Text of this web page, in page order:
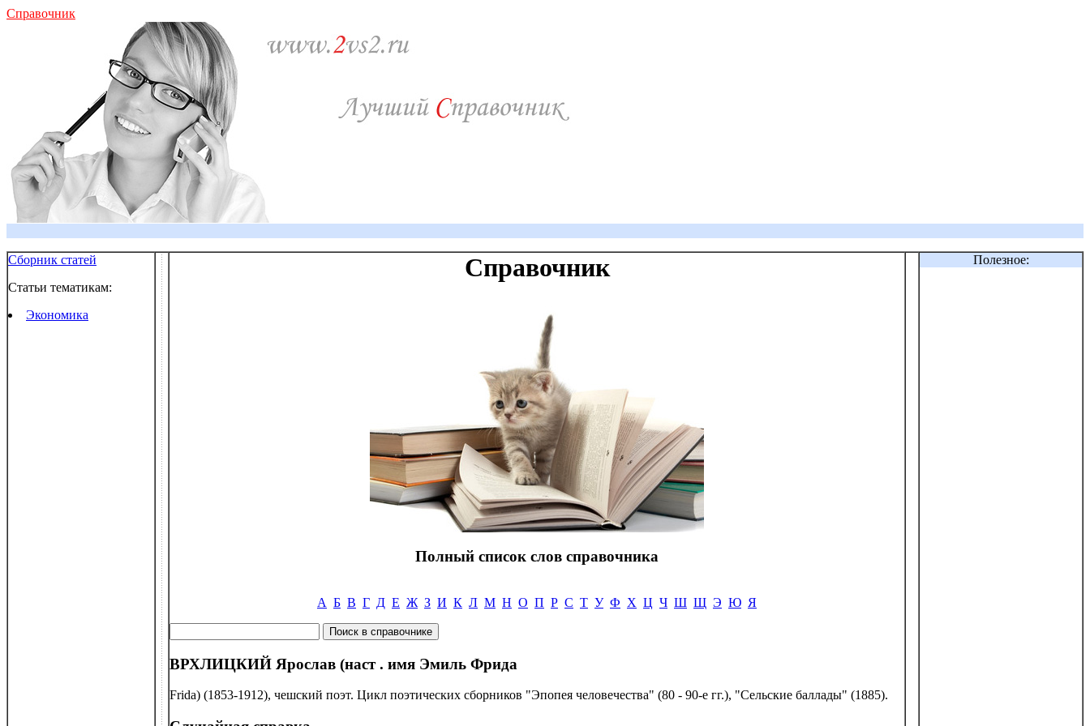
Справочник
Сборник статей
Статьи тематикам:
Экономика
Справочник
Полный список слов справочника
А Б В Г Д Е Ж З И К Л М Н О П Р С Т У Ф Х Ц Ч Ш Щ Э Ю Я
ВРХЛИЦКИЙ Ярослав (наст . имя Эмиль Фрида
Frida) (1853-1912), чешский поэт. Цикл поэтических сборников "Эпопея человечества" (80 - 90-е гг.), "Сельские баллады" (1885).
Полезное: